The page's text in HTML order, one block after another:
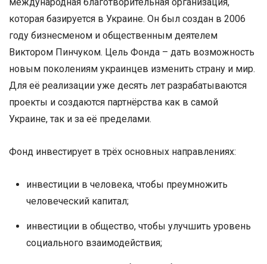
которая базируется в Украине. Он был создан в 2006
году бизнесменом и общественным деятелем
Виктором Пинчуком. Цель Фонда – дать возможность
новым поколениям украинцев изменить страну и мир.
Для её реализации уже десять лет разрабатываются
проекты и создаются партнёрства как в самой
Украине, так и за её пределами.
Фонд инвестирует в трёх основных направлениях:
инвестиции в человека, чтобы преумножить
человеческий капитал;
инвестиции в общество, чтобы улучшить уровень
социального взаимодействия;